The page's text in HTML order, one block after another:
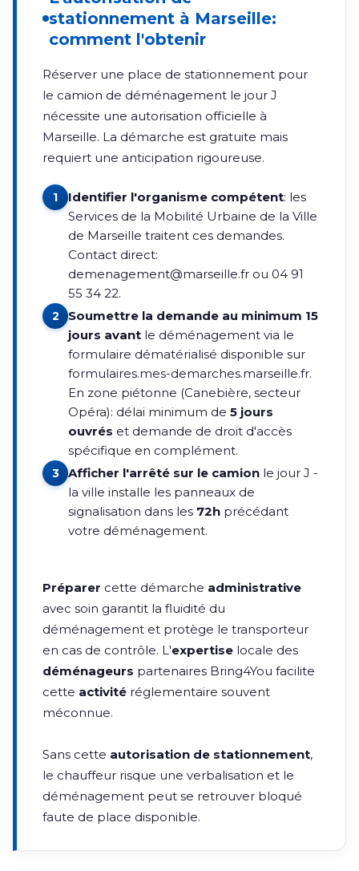
stationnement à Marseille:
comment l'obtenir
Réserver une place de stationnement pour
le camion de déménagement le jour J
nécessite une autorisation officielle à
Marseille. La démarche est gratuite mais
requiert une anticipation rigoureuse.
1 Identifier l'organisme compétent: les
Services de la Mobilité Urbaine de la Ville
de Marseille traitent ces demandes.
Contact direct:
demenagement@marseille.fr ou 04 91
55 34 22.
2
Soumettre la demande au minimum 15
jours avant le déménagement via le
formulaire dématérialisé disponible sur
formulaires.mes-demarches.marseille.fr.
En zone piétonne (Canebière, secteur
Opéra): délai minimum de 5 jours
ouvrés et demande de droit d'accès
spécifique en complément.
3 Afficher l'arrêté sur le camion le jour J -
la ville installe les panneaux de
signalisation dans les 72h précédant
votre déménagement.
Préparer cette démarche administrative
avec soin garantit la fluidité du
déménagement et protège le transporteur
en cas de contrôle. L'expertise locale des
déménageurs partenaires Bring4You facilite
cette activité réglementaire souvent
méconnue.
Sans cette autorisation de stationnement,
le chauffeur risque une verbalisation et le
déménagement peut se retrouver bloqué
faute de place disponible.